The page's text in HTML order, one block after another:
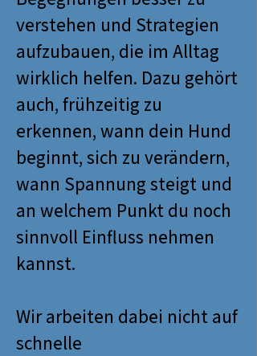
verstehen und Strategien
aufzubauen, die im Alltag
wirklich helfen. Dazu gehört
auch, frühzeitig zu
erkennen, wann dein Hund
beginnt, sich zu verändern,
wann Spannung steigt und
an welchem Punkt du noch
sinnvoll Einfluss nehmen
kannst.
Wir arbeiten dabei nicht auf
schnelle